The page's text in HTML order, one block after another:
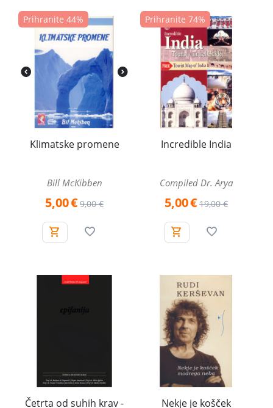
Prihranite 44%
Klimatske promene
Bill McKibben
5,00€ 9,00 €
Prihranite 74%
Incredible India
Compiled Dr. Arya
5,00€ 19,00 €
Četrta od suhih krav -
Nekje je košček